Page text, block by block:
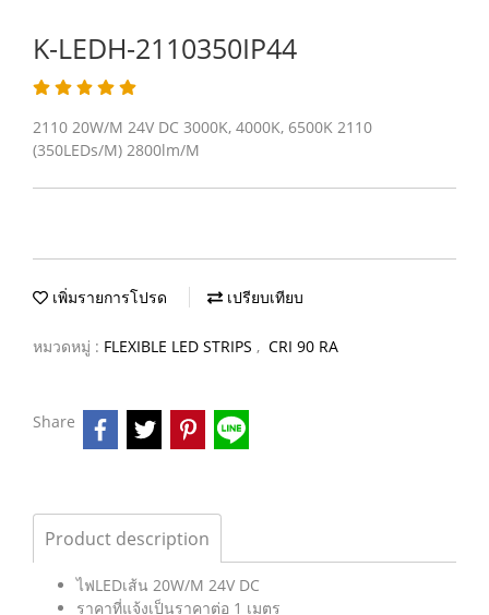
K-LEDH-2110350IP44
2110 20W/M 24V DC 3000K, 4000K, 6500K 2110
(350LEDs/M) 2800lm/M
เพิ่มรายการโปรด เปรียบเทียบ
หมวดหมู่ : FLEXIBLE LED STRIPS , CRI 90 RA
Share
Product description
ไฟLEDเส้น 20W/M 24V DC
ราคาที่แจ้งเป็นราคาต่อ 1 เมตร